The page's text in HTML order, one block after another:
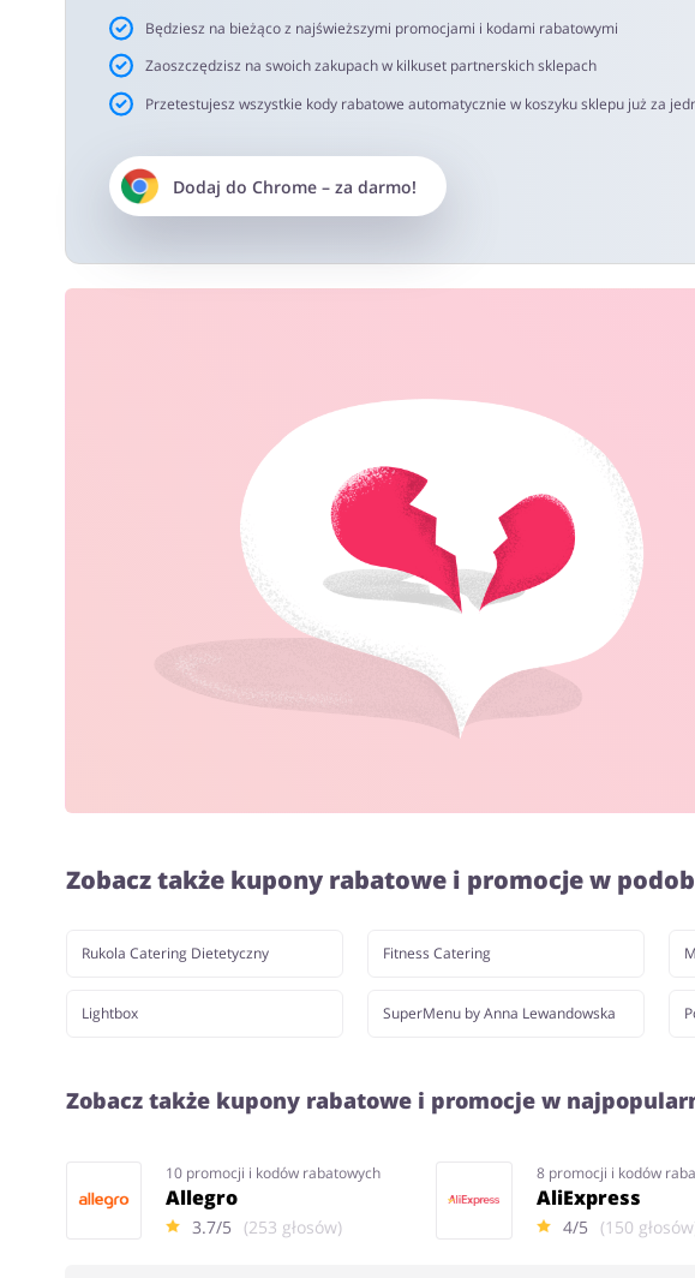
Będziesz na bieżąco z najświeższymi promocjami i kodami rabatowymi
Zaoszczędzisz na swoich zakupach w kilkuset partnerskich sklepach
Przetestujesz wszystkie kody rabatowe automatycznie w koszyku sklepu już za
Dodaj do Chrome– za darmo!
Zobacz także kupony rabatowe i promocje w
Rukola Catering Dietetyczny Fitness Catering
Lightbox SuperMenu by Anna Lewandowska
Zobacz także kupony rabatowe i promocje w
10 promocji i kodów rabatowych
Allegro
3.7/5 (253 głosów)
8 promocji i kodów
AliExpress
4/5 (150